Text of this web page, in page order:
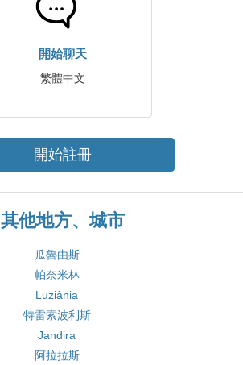
開始聊天
繁體中文
開始註冊
其他地方、城市
瓜魯由斯
帕奈米林
Luziânia
特雷索波利斯
Jandira
阿拉拉斯